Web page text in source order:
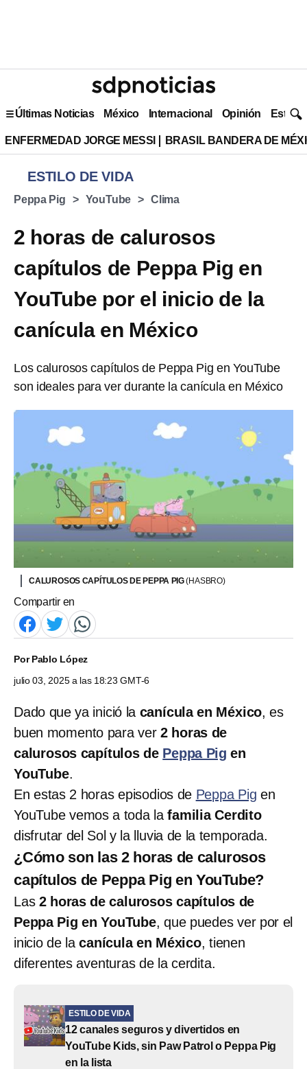
Últimas Noticias México Internacional Opinión Estilo
ENFERMEDAD JORGE MESSI BRASIL BANDERA DE
ESTILO DE VIDA
Peppa Pig YouTube Clima
2 horas de calurosos
capítulos de Peppa Pig en
YouTube por el inicio de la
canícula en México
Los calurosos capítulos de Peppa Pig en YouTube
son ideales para ver durante la canícula en México
CALUROSOS CAPÍTULOS DE PEPPA PIG(HASBRO)
Compartir en
PorPablo López
julio 03, 2025 a las 18:23 GMT-6
Dado que ya inició la canícula en México, es
buen momento para ver2 horas de
calurosos capítulos de Peppa Pig en
YouTube.
En estas 2 horas episodios de Peppa Pig en
YouTube vemos a toda lafamilia Cerdito
disfrutar del Sol y la lluvia de la temporada.
¿Cómo son las 2 horas de calurosos
capítulos de Peppa Pig en YouTube?
Las 2 horas de calurosos capítulos de
Peppa Pig en YouTube, que puedes ver por el
inicio de lacanícula en México, tienen
diferentes aventuras de la cerdita.
ESTILO DE VIDA
12 canales seguros y divertidos en
YouTube Kids, sin Paw Patrol o Peppa Pig
en la lista